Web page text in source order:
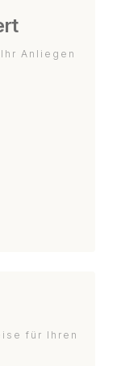
Anliegen
für Ihren